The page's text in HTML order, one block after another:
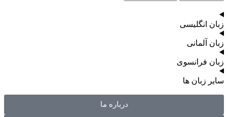
زبان انگلیسی
زبان آلمانی
زبان فرانسوی
سایر زبان ها
درباره ما